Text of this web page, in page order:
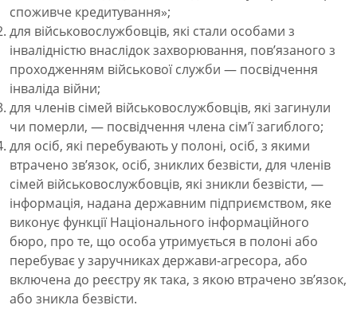
споживче кредитування»;
для військовослужбовців, які стали особами з
інвалідністю внаслідок захворювання, пов’язаного з
проходженням військової служби — посвідчення
інваліда війни;
для членів сімей військовослужбовців, які загинули
чи померли, — посвідчення члена сім’ї загиблого;
для осіб, які перебувають у полоні, осіб, з якими
втрачено зв’язок, осіб, зниклих безвісти, для членів
сімей військовослужбовців, які зникли безвісти, —
інформація, надана державним підприємством, яке
виконує функції Національного інформаційного
бюро, про те, що особа утримується в полоні або
перебуває у заручниках держави-агресора, або
включена до реєстру як така, з якою втрачено зв’язок,
або зникла безвісти.